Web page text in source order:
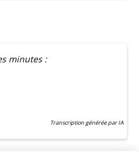
minutes :
Transcription générée par IA